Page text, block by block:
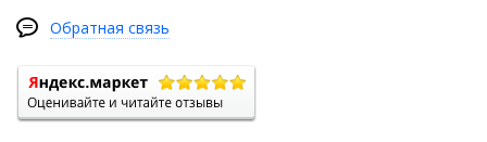
Обратная связь